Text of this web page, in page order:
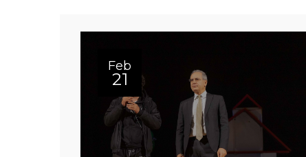
Feb
21